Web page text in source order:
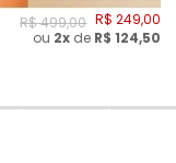
R$499,00 R$ 249,00
ou 2x de R$124,50